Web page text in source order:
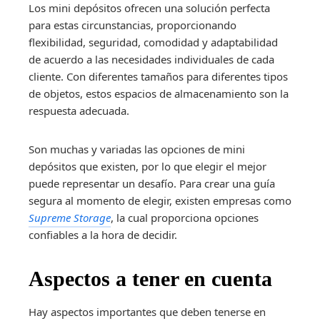
Los mini depósitos ofrecen una solución perfecta
para estas circunstancias, proporcionando
flexibilidad, seguridad, comodidad y adaptabilidad
de acuerdo a las necesidades individuales de cada
cliente. Con diferentes tamaños para diferentes tipos
de objetos, estos espacios de almacenamiento son la
respuesta adecuada.
Son muchas y variadas las opciones de mini
depósitos que existen, por lo que elegir el mejor
puede representar un desafío. Para crear una guía
segura al momento de elegir, existen empresas como
Supreme Storage, la cual proporciona opciones
confiables a la hora de decidir.
Aspectos a tener en cuenta
Hay aspectos importantes que deben tenerse en